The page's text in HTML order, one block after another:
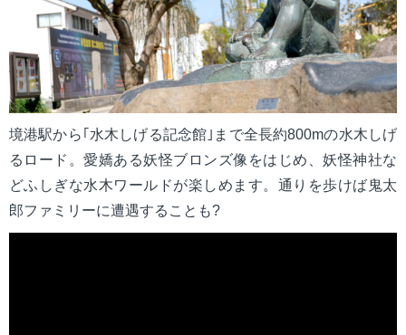
境港駅から｢水木しげる記念館｣まで全長約800mの水木しげ
るロード。愛嬌ある妖怪ブロンズ像をはじめ、妖怪神社な
どふしぎな水木ワールドが楽しめます。通りを歩けば鬼太
郎ファミリーに遭遇することも?